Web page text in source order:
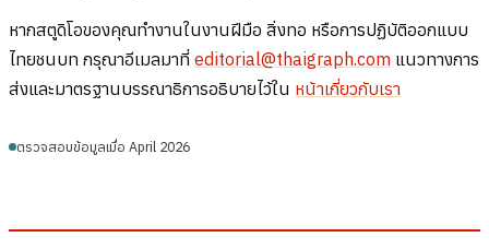
หากสตูดิโอของคุณทำงานในงานฝีมือ สิ่งทอ หรือการปฏิบัติออกแบบ
ไทยชนบท กรุณาอีเมลมาที่ editorial@thaigraph.com แนวทางการ
ส่งและมาตรฐานบรรณาธิการอธิบายไว้ใน หน้าเกี่ยวกับเรา
ตรวจสอบข้อมูลเมื่อ April 2026